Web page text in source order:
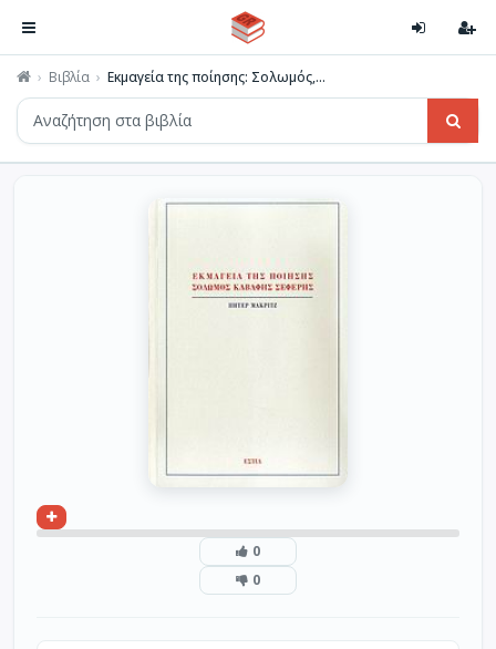
Βιβλία Εκμαγεία της ποίησης: Σολωμός,...
0
0